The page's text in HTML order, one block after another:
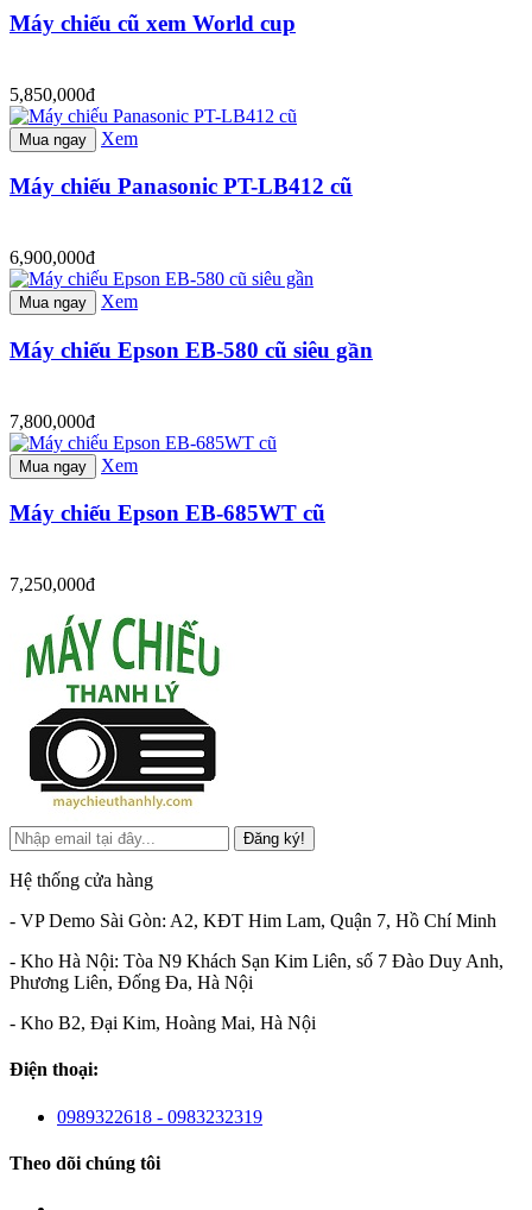
Máy chiếu cũ xem World cup
5,850,000đ
Mua ngay Xem
Máy chiếu Panasonic PT-LB412 cũ
6,900,000đ
Mua ngay Xem
Máy chiếu Epson EB-580 cũ siêu gần
7,800,000đ
Mua ngay Xem
Máy chiếu Epson EB-685WT cũ
7,250,000đ
Đăng ký!
Hệ thống cửa hàng
- VP Demo Sài Gòn: A2, KĐT Him Lam, Quận 7, Hồ Chí Minh
- Kho Hà Nội: Tòa N9 Khách Sạn Kim Liên, số 7 Đào Duy Anh,
Phương Liên, Đống Đa, Hà Nội
- Kho B2, Đại Kim, Hoàng Mai, Hà Nội
Điện thoại:
0989322618 - 0983232319
Theo dõi chúng tôi